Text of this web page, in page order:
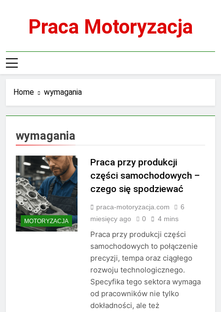
Praca Motoryzacja
Home wymagania
wymagania
MOTORYZACJA
Praca przy produkcji
części samochodowych –
czego się spodziewać
praca-motoryzacja.com
6
miesięcy ago
0 4 mins
Praca przy produkcji części
samochodowych to połączenie
precyzji, tempa oraz ciągłego
rozwoju technologicznego.
Specyfika tego sektora wymaga
od pracowników nie tylko
dokładności, ale też